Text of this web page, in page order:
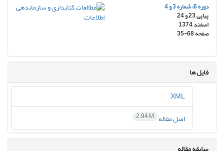
دوره 6، شماره 3 و 4
پیاپی 23 و 24
اسفند 1374
صفحه35-68
فایل ها
XML
اصل مقاله 2.94 M